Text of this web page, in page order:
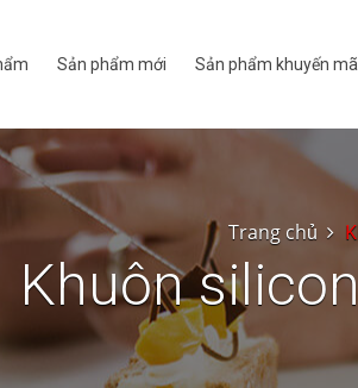
Sản phẩm mới Sản phẩm khuyến
Trang chủ
Khuôn